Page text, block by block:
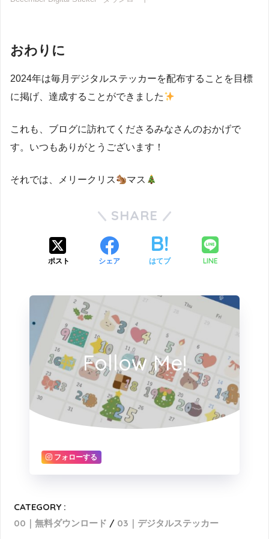
おわりに
2024年は毎月デジタルステッカーを配布することを目標
に掲げ、達成することができました
これも、ブログに訪れてくださるみなさんのおかげで
す。いつもありがとうございます！
それでは、メリークリス マス
SHARE
ポスト シェア はてブ LINE
Follow Me!
フォローする
CATEGORY :
00｜無料ダウンロード
03｜デジタルステッカー